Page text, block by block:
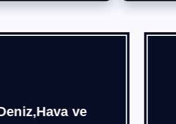
ve